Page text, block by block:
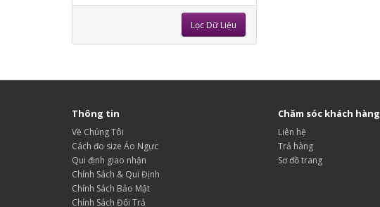
Lọc Dữ Liệu
Thông tin
Về Chúng Tôi
Cách đo size Áo Ngực
Qui định giao nhận
Chính Sách & Qui Định
Chính Sách Bảo Mật
Chính Sách Đổi Trả
Chăm sóc khách hàng
Liên hệ
Trả hàng
Sơ đồ trang